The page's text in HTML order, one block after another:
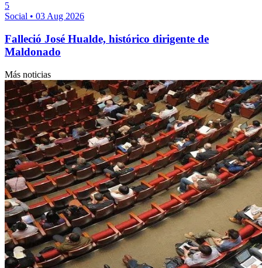
5
Social • 03 Aug 2026
Falleció José Hualde, histórico dirigente de
Maldonado
Más noticias